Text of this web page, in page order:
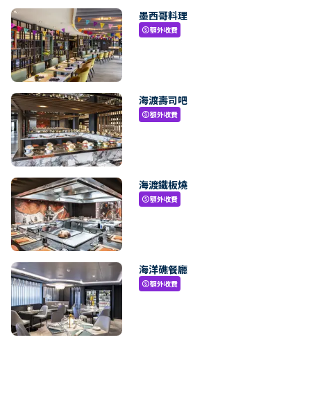
墨西哥料理
paid額外收費
海渡壽司吧
paid額外收費
海渡鐵板燒
paid額外收費
海洋礁餐廳
paid額外收費